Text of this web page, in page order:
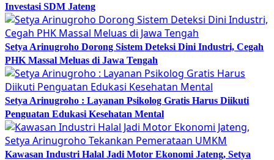
Investasi SDM Jateng
Setya Arinugroho Dorong Sistem Deteksi Dini Industri, Cegah
PHK Massal Meluas di Jawa Tengah
Setya Arinugroho : Layanan Psikolog Gratis Harus Diikuti
Penguatan Edukasi Kesehatan Mental
Kawasan Industri Halal Jadi Motor Ekonomi Jateng, Setya